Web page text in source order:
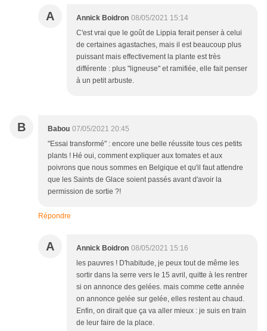
A Annick Boidron 08/05/2021 15:14
C'est vrai que le goût de Lippia ferait penser à celui
de certaines agastaches, mais il est beaucoup plus
puissant mais effectivement la plante est très
différente : plus "ligneuse" et ramifiée, elle fait penser
à un petit arbuste.
B Babou 07/05/2021 20:45
"Essai transformé" : encore une belle réussite tous ces petits
plants ! Hé oui, comment expliquer aux tomates et aux
poivrons que nous sommes en Belgique et qu'il faut attendre
que les Saints de Glace soient passés avant d'avoir la
permission de sortie ?!
Répondre
A Annick Boidron 08/05/2021 15:16
les pauvres ! D'habitude, je peux tout de même les
sortir dans la serre vers le 15 avril, quitte à les rentrer
si on annonce des gelées. mais comme cette année
on annonce gelée sur gelée, elles restent au chaud.
Enfin, on dirait que ça va aller mieux : je suis en train
de leur faire de la place.